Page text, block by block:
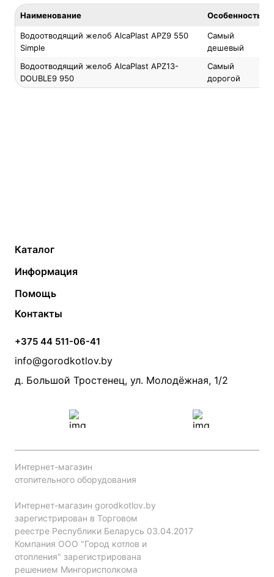
Наименование Особенность
Водоотводящий желоб AlcaPlast APZ9 550
Simple
Самый
дешевый
Водоотводящий желоб AlcaPlast APZ13-
DOUBLE9 950
Самый
дорогой
Каталог
Твердотопливные котлы
Электрические котлы
Банные печи
Камины и печи
Теплый пол
Радиаторы
Насосы
Дымоходы
Информация
Контакты
Статьи
Акции
Производители
Помощь
Монтаж систем отопления
Прайс по монтажу систем отопления
Проект систем отопления
Контакты
+375 44 511-06-41
info@gorodkotlov.by
д. Большой Тростенец, ул. Молодёжная, 1/2
Интернет-магазин
отопительного оборудования
Интернет-магазин gorodkotlov.by
зарегистрирован в Торговом
реестре Республики Беларусь 03.04.2017
Компания ООО "Город котлов и
отопления" зарегистрирована
решением Мингорисполкома